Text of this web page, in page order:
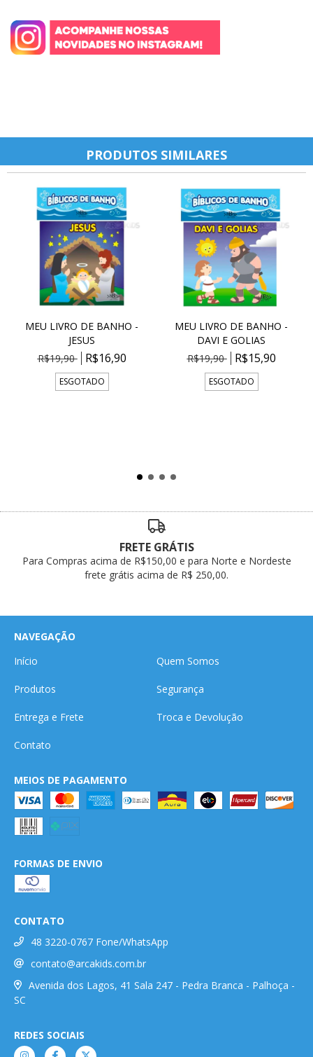
PRODUTOS SIMILARES
MEU LIVRO DE BANHO -
JESUS
R$19,90
R$16,90
ESGOTADO
MEU LIVRO DE BANHO -
DAVI E GOLIAS
R$19,90
R$15,90
ESGOTADO
FRETE GRÁTIS
Para Compras acima de R$150,00 e para Norte e Nordeste
frete grátis acima de R$ 250,00.
NAVEGAÇÃO
Início
Quem Somos
Produtos Segurança
Entrega e Frete Troca e Devolução
Contato
MEIOS DE PAGAMENTO
FORMAS DE ENVIO
CONTATO
48 3220-0767 Fone/WhatsApp
contato@arcakids.com.br
Avenida dos Lagos, 41 Sala 247 - Pedra Branca - Palhoça -
SC
REDES SOCIAIS